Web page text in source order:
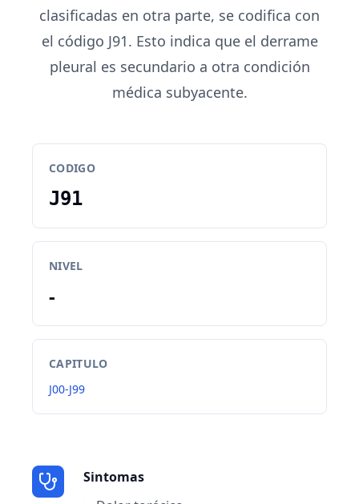
clasificadas en otra parte, se codifica con
el código J91. Esto indica que el derrame
pleural es secundario a otra condición
médica subyacente.
CODIGO
J91
NIVEL
-
CAPITULO
J00-J99
Sintomas